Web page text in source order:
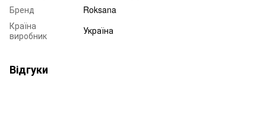
Бренд
Roksana
Країна
виробник
Україна
Відгуки